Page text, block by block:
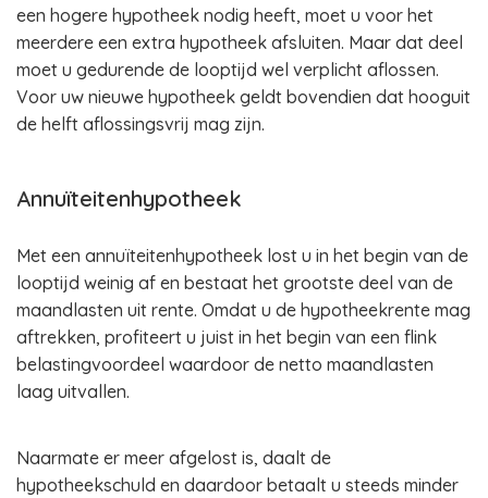
een hogere hypotheek nodig heeft, moet u voor het
meerdere een extra hypotheek afsluiten. Maar dat deel
moet u gedurende de looptijd wel verplicht aflossen.
Voor uw nieuwe hypotheek geldt bovendien dat hooguit
de helft aflossingsvrij mag zijn.
Annuïteitenhypotheek
Met een annuïteitenhypotheek lost u in het begin van de
looptijd weinig af en bestaat het grootste deel van de
maandlasten uit rente. Omdat u de hypotheekrente mag
aftrekken, profiteert u juist in het begin van een flink
belastingvoordeel waardoor de netto maandlasten
laag uitvallen.
Naarmate er meer afgelost is, daalt de
hypotheekschuld en daardoor betaalt u steeds minder